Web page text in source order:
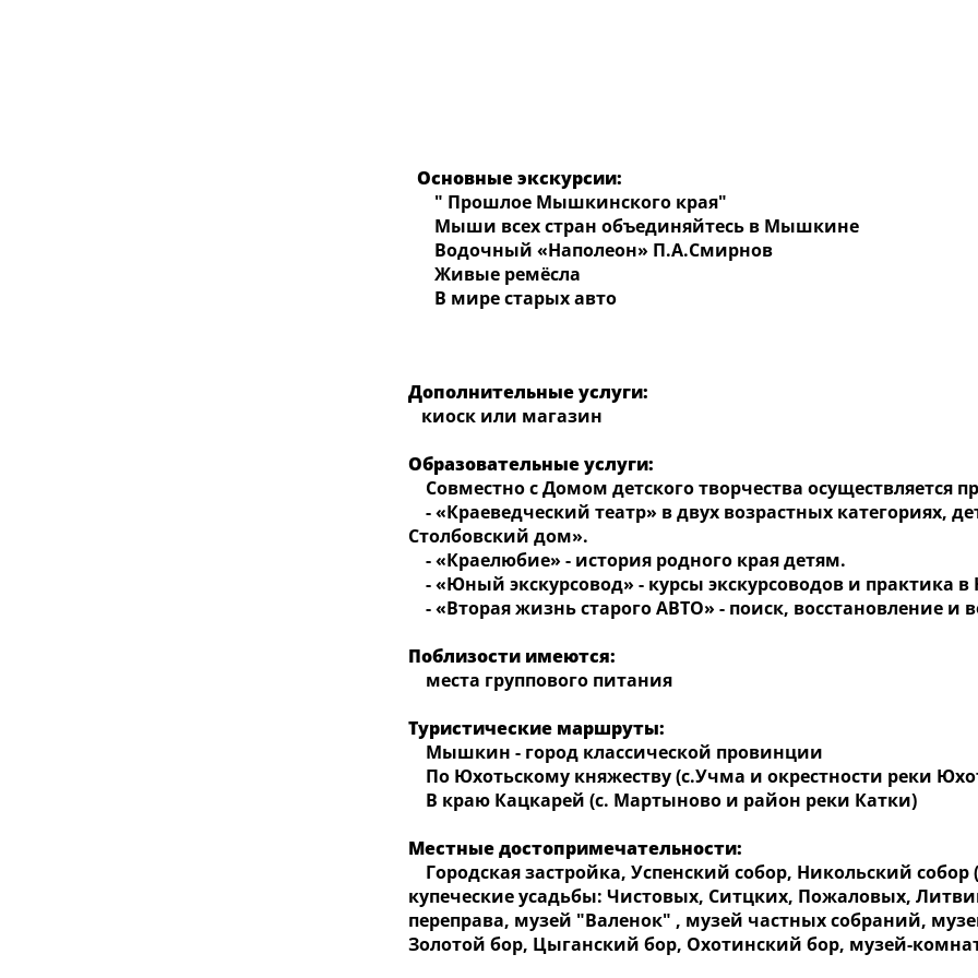
Основные экскурсии:
" Прошлое Мышкинского края"
Мыши всех стран объединяйтесь в Мышкине
Водочный «Наполеон» П.А.Смирнов
Живые ремёсла
В мире старых авто
Дополнительные услуги:
киоск или магазин
Образовательные услуги:
Совместно с Домом детского творчества осуществляется
- «Краеведческий театр» в двух возрастных категориях,
Столбовский дом».
- «Краелюбие» - история родного края детям.
- «Юный экскурсовод» - курсы экскурсоводов и практика
- «Вторая жизнь старого АВТО» - поиск, восстановление
Поблизости имеются:
места группового питания
Туристические маршруты:
Мышкин - город классической провинции
По Юхотьскому княжеству (с.Учма и окрестности реки
В краю Кацкарей (с. Мартыново и район реки Катки)
Местные достопримечательности:
Городская застройка, Успенский собор, Никольский собор
купеческие усадьбы: Чистовых, Ситцких, Пожаловых,
переправа, музей "Валенок" , музей частных собраний,
Золотой бор, Цыганский бор, Охотинский бор, музей-